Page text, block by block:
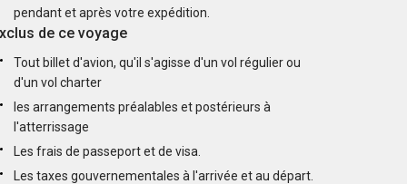
pendant et après votre expédition.
de ce voyage
Tout billet d'avion, qu'il s'agisse d'un vol régulier ou
d'un vol charter
les arrangements préalables et postérieurs à
l'atterrissage
Les frais de passeport et de visa.
Les taxes gouvernementales à l'arrivée et au départ.